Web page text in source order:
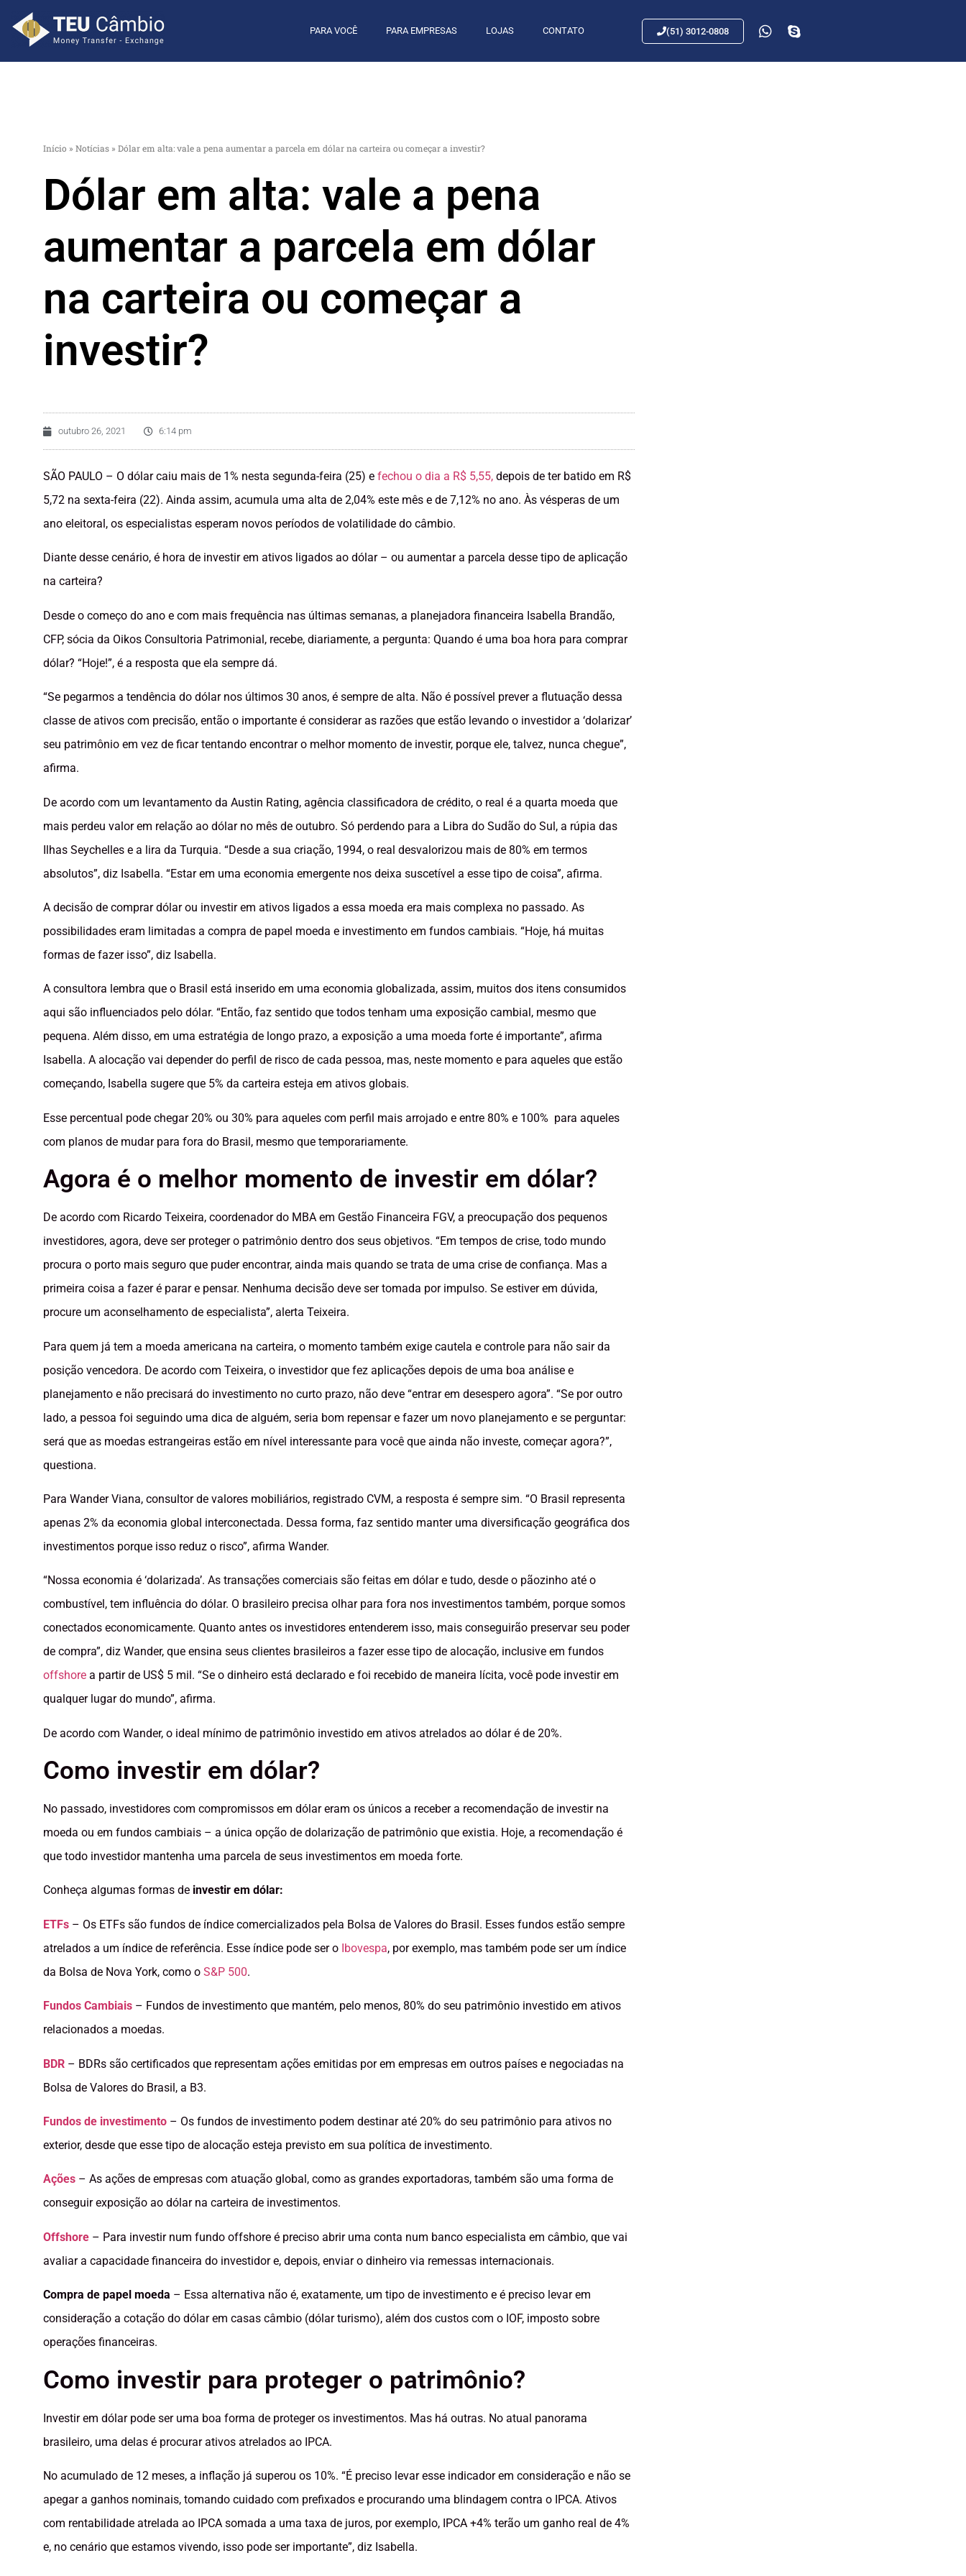
PARA VOCÊ PARA EMPRESAS LOJAS CONTATO (51) 3012-0808
Início » Notícias » Dólar em alta: vale a pena aumentar a parcela em dólar na carteira ou começar a investir?
Dólar em alta: vale a pena
aumentar a parcela em dólar
na carteira ou começar a
investir?
outubro 26, 2021 6:14 pm
SÃO PAULO – O dólar caiu mais de 1% nesta segunda-feira (25) e fechou o dia a R$ 5,55, depois de ter batido em R$
5,72 na sexta-feira (22). Ainda assim, acumula uma alta de 2,04% este mês e de 7,12% no ano. Às vésperas de um
ano eleitoral, os especialistas esperam novos períodos de volatilidade do câmbio.
Diante desse cenário, é hora de investir em ativos ligados ao dólar – ou aumentar a parcela desse tipo de aplicação
na carteira?
Desde o começo do ano e com mais frequência nas últimas semanas, a planejadora financeira Isabella Brandão,
CFP, sócia da Oikos Consultoria Patrimonial, recebe, diariamente, a pergunta: Quando é uma boa hora para comprar
dólar? “Hoje!”, é a resposta que ela sempre dá.
“Se pegarmos a tendência do dólar nos últimos 30 anos, é sempre de alta. Não é possível prever a flutuação dessa
classe de ativos com precisão, então o importante é considerar as razões que estão levando o investidor a ‘dolarizar’
seu patrimônio em vez de ficar tentando encontrar o melhor momento de investir, porque ele, talvez, nunca chegue”,
afirma.
De acordo com um levantamento da Austin Rating, agência classificadora de crédito, o real é a quarta moeda que
mais perdeu valor em relação ao dólar no mês de outubro. Só perdendo para a Libra do Sudão do Sul, a rúpia das
Ilhas Seychelles e a lira da Turquia. “Desde a sua criação, 1994, o real desvalorizou mais de 80% em termos
absolutos”, diz Isabella. “Estar em uma economia emergente nos deixa suscetível a esse tipo de coisa”, afirma.
A decisão de comprar dólar ou investir em ativos ligados a essa moeda era mais complexa no passado. As
possibilidades eram limitadas a compra de papel moeda e investimento em fundos cambiais. “Hoje, há muitas
formas de fazer isso”, diz Isabella.
A consultora lembra que o Brasil está inserido em uma economia globalizada, assim, muitos dos itens consumidos
aqui são influenciados pelo dólar. “Então, faz sentido que todos tenham uma exposição cambial, mesmo que
pequena. Além disso, em uma estratégia de longo prazo, a exposição a uma moeda forte é importante”, afirma
Isabella. A alocação vai depender do perfil de risco de cada pessoa, mas, neste momento e para aqueles que estão
começando, Isabella sugere que 5% da carteira esteja em ativos globais.
Esse percentual pode chegar 20% ou 30% para aqueles com perfil mais arrojado e entre 80% e 100% para aqueles
com planos de mudar para fora do Brasil, mesmo que temporariamente.
Agora é o melhor momento de investir em dólar?
De acordo com Ricardo Teixeira, coordenador do MBA em Gestão Financeira FGV, a preocupação dos pequenos
investidores, agora, deve ser proteger o patrimônio dentro dos seus objetivos. “Em tempos de crise, todo mundo
procura o porto mais seguro que puder encontrar, ainda mais quando se trata de uma crise de confiança. Mas a
primeira coisa a fazer é parar e pensar. Nenhuma decisão deve ser tomada por impulso. Se estiver em dúvida,
procure um aconselhamento de especialista”, alerta Teixeira.
Para quem já tem a moeda americana na carteira, o momento também exige cautela e controle para não sair da
posição vencedora. De acordo com Teixeira, o investidor que fez aplicações depois de uma boa análise e
planejamento e não precisará do investimento no curto prazo, não deve “entrar em desespero agora”. “Se por outro
lado, a pessoa foi seguindo uma dica de alguém, seria bom repensar e fazer um novo planejamento e se perguntar:
será que as moedas estrangeiras estão em nível interessante para você que ainda não investe, começar agora?”,
questiona.
Para Wander Viana, consultor de valores mobiliários, registrado CVM, a resposta é sempre sim. “O Brasil representa
apenas 2% da economia global interconectada. Dessa forma, faz sentido manter uma diversificação geográfica dos
investimentos porque isso reduz o risco”, afirma Wander.
“Nossa economia é ‘dolarizada’. As transações comerciais são feitas em dólar e tudo, desde o pãozinho até o
combustível, tem influência do dólar. O brasileiro precisa olhar para fora nos investimentos também, porque somos
conectados economicamente. Quanto antes os investidores entenderem isso, mais conseguirão preservar seu poder
de compra”, diz Wander, que ensina seus clientes brasileiros a fazer esse tipo de alocação, inclusive em fundos
offshore a partir de US$ 5 mil. “Se o dinheiro está declarado e foi recebido de maneira lícita, você pode investir em
qualquer lugar do mundo”, afirma.
De acordo com Wander, o ideal mínimo de patrimônio investido em ativos atrelados ao dólar é de 20%.
Como investir em dólar?
No passado, investidores com compromissos em dólar eram os únicos a receber a recomendação de investir na
moeda ou em fundos cambiais – a única opção de dolarização de patrimônio que existia. Hoje, a recomendação é
que todo investidor mantenha uma parcela de seus investimentos em moeda forte.
Conheça algumas formas de investir em dólar:
ETFs – Os ETFs são fundos de índice comercializados pela Bolsa de Valores do Brasil. Esses fundos estão sempre
atrelados a um índice de referência. Esse índice pode ser o Ibovespa, por exemplo, mas também pode ser um índice
da Bolsa de Nova York, como o S&P 500.
Fundos Cambiais – Fundos de investimento que mantém, pelo menos, 80% do seu patrimônio investido em ativos
relacionados a moedas.
BDR – BDRs são certificados que representam ações emitidas por em empresas em outros países e negociadas na
Bolsa de Valores do Brasil, a B3.
Fundos de investimento – Os fundos de investimento podem destinar até 20% do seu patrimônio para ativos no
exterior, desde que esse tipo de alocação esteja previsto em sua política de investimento.
Ações – As ações de empresas com atuação global, como as grandes exportadoras, também são uma forma de
conseguir exposição ao dólar na carteira de investimentos.
Offshore – Para investir num fundo offshore é preciso abrir uma conta num banco especialista em câmbio, que vai
avaliar a capacidade financeira do investidor e, depois, enviar o dinheiro via remessas internacionais.
Compra de papel moeda – Essa alternativa não é, exatamente, um tipo de investimento e é preciso levar em
consideração a cotação do dólar em casas câmbio (dólar turismo), além dos custos com o IOF, imposto sobre
operações financeiras.
Como investir para proteger o patrimônio?
Investir em dólar pode ser uma boa forma de proteger os investimentos. Mas há outras. No atual panorama
brasileiro, uma delas é procurar ativos atrelados ao IPCA.
No acumulado de 12 meses, a inflação já superou os 10%. “É preciso levar esse indicador em consideração e não se
apegar a ganhos nominais, tomando cuidado com prefixados e procurando uma blindagem contra o IPCA. Ativos
com rentabilidade atrelada ao IPCA somada a uma taxa de juros, por exemplo, IPCA +4% terão um ganho real de 4%
e, no cenário que estamos vivendo, isso pode ser importante”, diz Isabella.